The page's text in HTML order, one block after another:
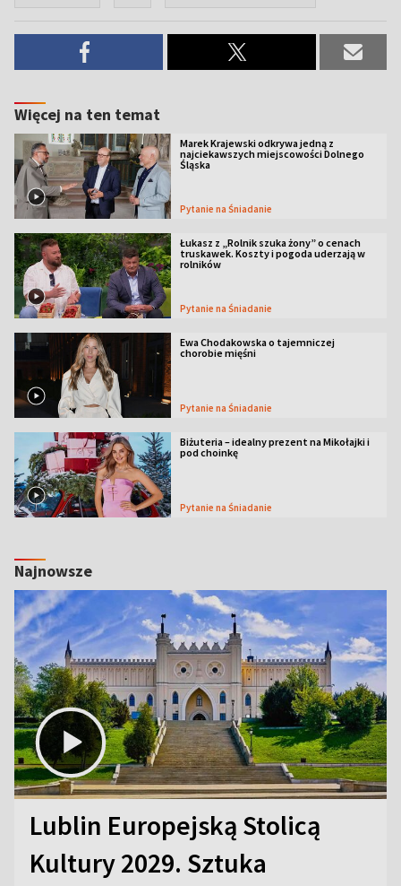
Więcej na ten temat
Marek Krajewski odkrywa jedną z
najciekawszych miejscowości Dolnego
Śląska
Pytanie na Śniadanie
Łukasz z „Rolnik szuka żony” o cenach
truskawek. Koszty i pogoda uderzają w
rolników
Pytanie na Śniadanie
Ewa Chodakowska o tajemniczej
chorobie mięśni
Pytanie na Śniadanie
Biżuteria – idealny prezent na Mikołajki i
pod choinkę
Pytanie na Śniadanie
Najnowsze
Lublin Europejską Stolicą
Kultury 2029. Sztuka